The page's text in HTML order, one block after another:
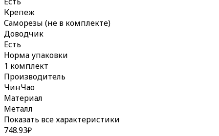
Крепеж
Саморезы (не в комплекте)
Доводчик
Есть
Норма упаковки
1 комплект
Производитель
ЧинЧао
Материал
Металл
Показать все характеристики
748.93₽